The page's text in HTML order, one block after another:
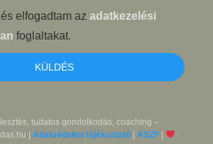
elfogadtam az adatkezelési
foglaltakat.
KÜLDÉS
tudatos gondolkodás, coaching –
|Adatvédelmi tájékoztató |ASZF